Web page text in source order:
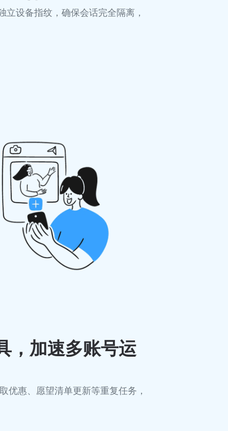
设备指纹，确保会话完全隔离，
，加速多账号运
优惠、愿望清单更新等重复任务，